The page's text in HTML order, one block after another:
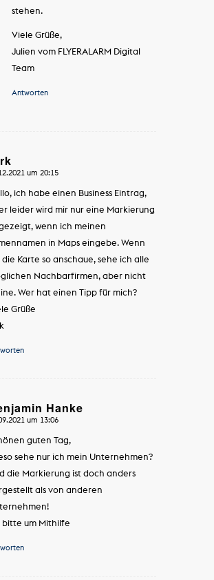
stehen.
Viele Grüße,
Julien vom FLYERALARM Digital
Team
Antworten
um 20:15
ich habe einen Business Eintrag,
leider wird mir nur eine Markierung
wenn ich meinen
in Maps eingebe. Wenn
Karte so anschaue, sehe ich alle
Nachbarfirmen, aber nicht
Wer hat einen Tipp für mich?
Grüße
Hanke
um 13:06
guten Tag,
sehe nur ich mein Unternehmen?
die Markierung ist doch anders
als von anderen
bitte um Mithilfe